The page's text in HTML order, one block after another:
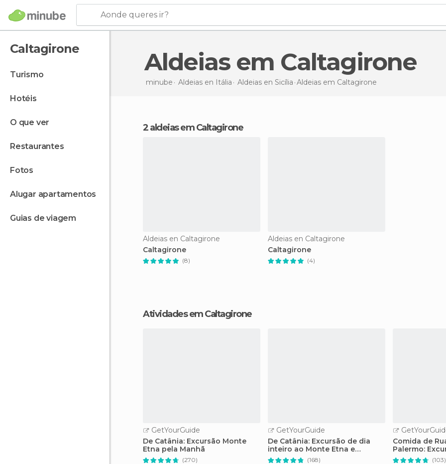
Aonde queres ir?
Caltagirone
turismo
hotéis
o que ver
restaurantes
fotos
alugar apartamentos
guias de viagem
Aldeias em Caltagirone
minube Aldeias en Itália Aldeias en Sicília Aldeias em Caltagirone
2 aldeias em Caltagirone
Aldeias en Caltagirone
Caltagirone
(8)
Aldeias en Caltagirone
Caltagirone
(4)
Atividades em Caltagirone
GetYourGuide
De Catânia: Excursão Monte
Etna pela Manhã
(270)
GetYourGuide
De Catânia: Excursão de dia
inteiro ao Monte Etna e
Taormina (168)
Comida de
Palermo:
(103)